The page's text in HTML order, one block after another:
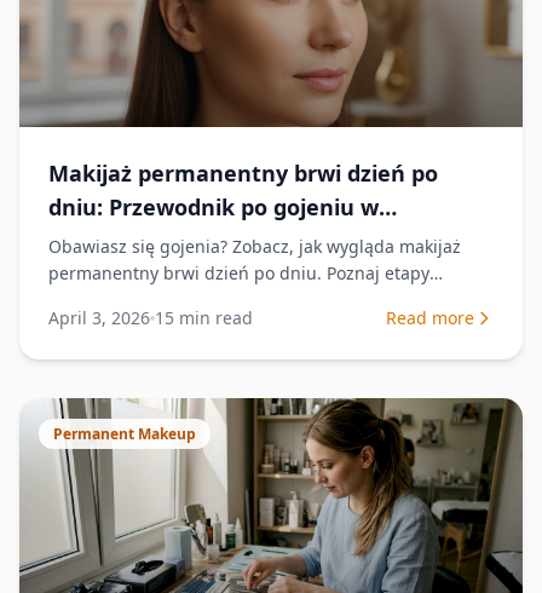
Makijaż permanentny brwi dzień po
dniu: Przewodnik po gojeniu w
Białymstoku
Obawiasz się gojenia? Zobacz, jak wygląda makijaż
permanentny brwi dzień po dniu. Poznaj etapy
efektem.
April 3, 2026 15 min read Read more
Permanent Makeup